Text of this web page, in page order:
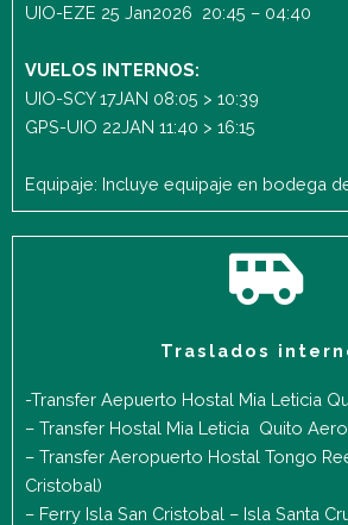
UIO-EZE 25 Jan2026 20:45 – 04:40
VUELOS INTERNOS:
UIO-SCY 17JAN 08:05 > 10:39
GPS-UIO 22JAN 11:40 > 16:15
Equipaje: Incluye equipaje en bodega
Traslados
-Transfer Aepuerto Hostal Mia Leticia
– Transfer Hostal Mia Leticia Quito
– Transfer Aeropuerto Hostal Tongo
Cristobal)
– Ferry Isla San Cristobal – Isla Santa